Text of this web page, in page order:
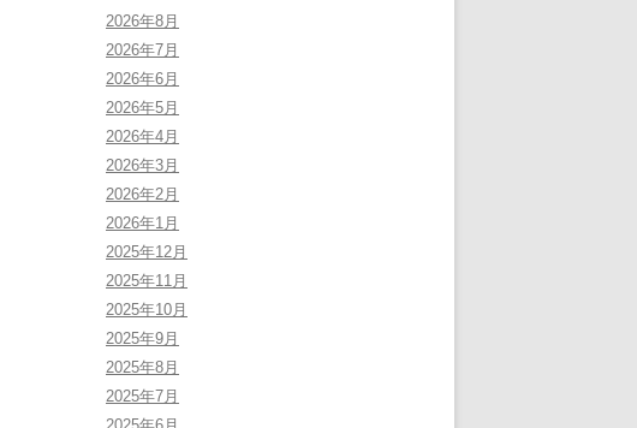
2026年8月
2026年7月
2026年6月
2026年5月
2026年4月
2026年3月
2026年2月
2026年1月
2025年12月
2025年11月
2025年10月
2025年9月
2025年8月
2025年7月